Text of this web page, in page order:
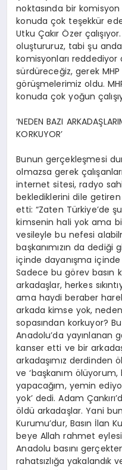
noktasında bir komisyon
konuda çok teşekkür
Utku Çakır Özer
oluştururuz, tabi şu
komisyonları
sürdüreceğiz, gerek
görüşmelerimiz oldu.
konuda çok yoğun
‘NEDEN BAZI
KORKUYOR’
Bunun gerçekleşmesi
olmazsa gerek
internet sitesi, radyo
beklediklerini dile
etti: “Zaten Türkiye’de
kimsenin hali yok ama
vesileyle bu nefesi
başkanımızın da
içinde dayanışma
Sadece bu görev basın
arkadaşlar, herkes
ama haydi beraber
arkada kimse yok,
sopasından korkuyor?
Anadolu’da yayınlanan
kanser etti ve bir
arkadaşımız derdinden
ve ‘başkanım
yapacağım, yemin
yok’ dedi. Adam
öldü arkadaşlar. Yani
Kurumu’dur, Basın İlan
beye Allah rahmet
Anadolu basını
rahatsızlığa yakalandık